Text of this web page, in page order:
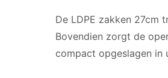
De LDPE zakken 27cm
Bovendien zorgt de
compact opgeslagen in